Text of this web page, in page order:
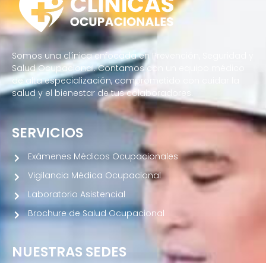
Somos una clínica enfocada en Prevención, Seguridad y
Salud Ocupacional. Contamos con un equipo médico
de alta especialización, comprometido con cuidar la
salud y el bienestar de tus colaboradores.
NUESTRAS SEDES
SERVICIOS
Exámenes Médicos Ocupacionales
Vigilancia Médica Ocupacional
Laboratorio Asistencial
Brochure de Salud Ocupacional